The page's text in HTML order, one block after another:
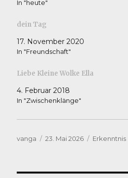
In "heute"
dein Tag
17. November 2020
In "Freundschaft"
Liebe Kleine Wolke Ella
4. Februar 2018
In "Zwischenklänge"
Autor
vanga
Veröffentlicht
23. Mai 2026 Kategorien
Erkenntnis